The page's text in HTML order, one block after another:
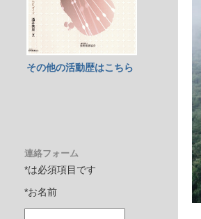
その他の活動歴はこちら
連絡フォーム
*は必須項目です
*お名前